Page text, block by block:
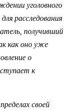
уголовного
расследования
получивший
как оно уже
о
к
своей